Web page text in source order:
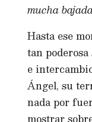
mucha
Hasta ese
tan poderosa
e
Ángel, su
nada por